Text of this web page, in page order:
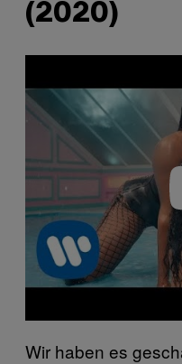
(2020)
Wir haben es